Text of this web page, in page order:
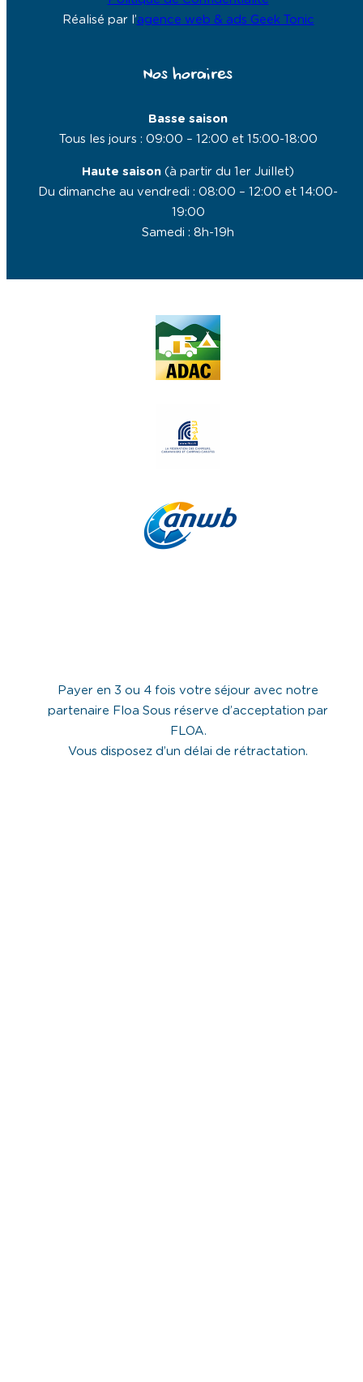
Réalisé par l’agence web & ads Geek Tonic
Nos horaires
Basse saison
Tous les jours : 09:00 – 12:00 et 15:00-18:00
Haute saison (à partir du 1er Juillet)
Du dimanche au vendredi : 08:00 – 12:00 et 14:00-
19:00
Samedi : 8h-19h
Payer en 3 ou 4 fois votre séjour avec notre
partenaire Floa Sous réserve d’acceptation par
FLOA.
Vous disposez d’un délai de rétractation.